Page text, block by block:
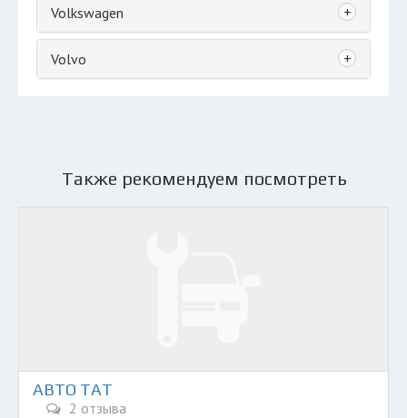
Volkswagen +
Volvo +
Также рекомендуем посмотреть
АВТО ТАТ
2 отзыва